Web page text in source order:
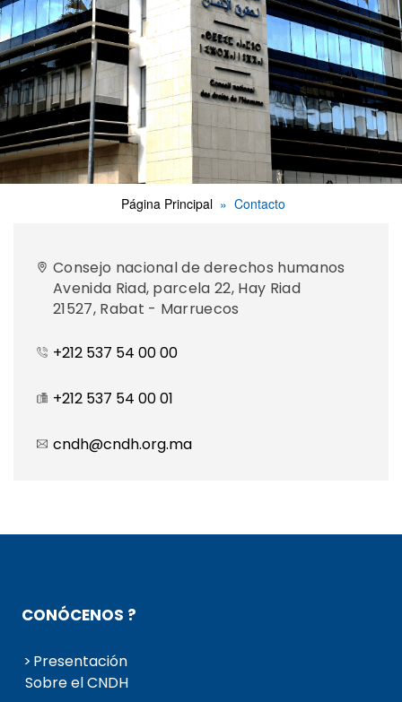
Página Principal Contacto
Consejo nacional de derechos humanos
Avenida Riad, parcela 22, Hay Riad
21527, Rabat - Marruecos
+212 537 54 00 00
+212 537 54 00 01
cndh@cndh.org.ma
CONÓCENOS ?
Presentación
Sobre el CNDH